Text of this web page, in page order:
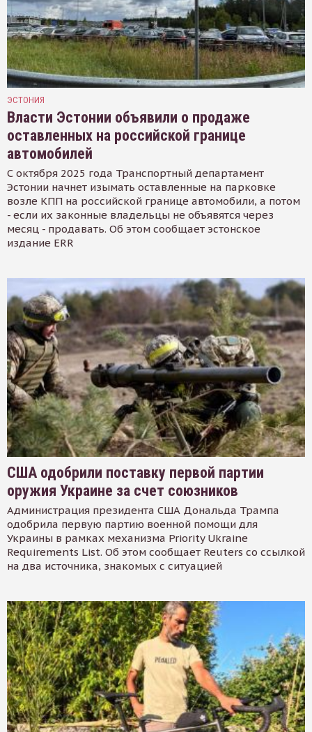
ЭСТОНИЯ
Власти Эстонии объявили о продаже
оставленных на российской границе
автомобилей
С октября 2025 года Транспортный департамент
Эстонии начнет изымать оставленные на парковке
возле КПП на российской границе автомобили, а потом
- если их законные владельцы не объявятся через
месяц - продавать. Об этом сообщает эстонское
издание ERR
США одобрили поставку первой партии
оружия Украине за счет союзников
Администрация президента США Дональда Трампа
одобрила первую партию военной помощи для
Украины в рамках механизма Priority Ukraine
Requirements List. Об этом сообщает Reuters со ссылкой
на два источника, знакомых с ситуацией